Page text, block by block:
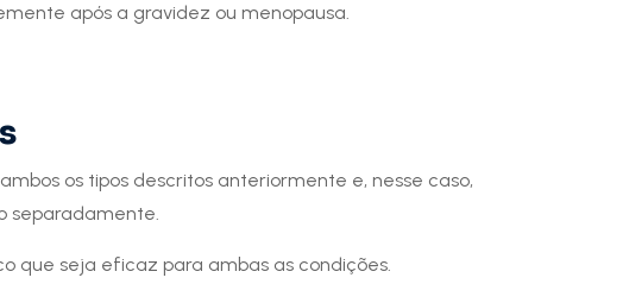
após a gravidez ou menopausa.
os tipos descritos anteriormente e, nesse caso,
separadamente.
que seja eficaz para ambas as condições.